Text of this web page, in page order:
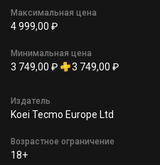
Максимальная цена
4 999,00 ₽
Минимальная цена
3 749,00 ₽ 3 749,00 ₽
Издатель
Koei Tecmo Europe Ltd
Возрастное ограничение
18+